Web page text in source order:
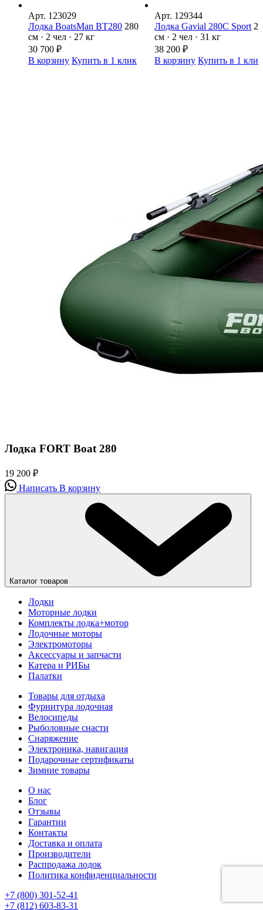
Арт. 123029
Лодка BoatsMan BT280 280
см · 2 чел · 27 кг
30 700 ₽
В корзину Купить в 1 клик
Арт. 129344
Лодка Gavial 280С Sport
см · 2 чел · 31 кг
38 200₽
В корзину Купить в 1 клик
Лодка FORT Boat 280
19 200 ₽
Написать В корзину
Каталог товаров
Лодки
Моторные лодки
Комплекты лодка+мотор
Лодочные моторы
Электромоторы
Аксессуары и запчасти
Катера и РИБы
Палатки
Товары для отдыха
Фурнитура лодочная
Велосипеды
Рыболовные снасти
Снаряжение
Электроника, навигация
Подарочные сертификаты
Зимние товары
О нас
Блог
Отзывы
Гарантии
Контакты
Доставка и оплата
Производители
Распродажа лодок
Политика конфиденциальности
+7 (800) 301-52-41
+7 (812) 603-83-31